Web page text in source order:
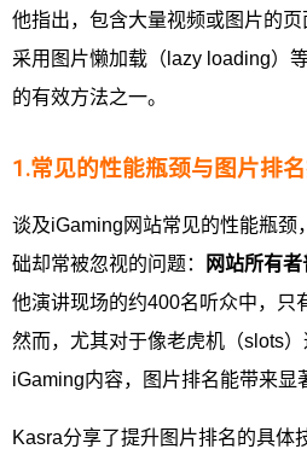
他指出，包含大量视频或图片的
采用图片懒加载（lazy loading）
的有效方法之一。
1.常见的性能瓶颈与图片排
谈及iGaming网站常见的性能瓶颈
础却常被忽视的问题：
网站所有
他演讲现场的约400名听众中，只
然而，尤其对于像老虎机（slots
iGaming内容，图片排名能带来显
Kasra分享了提升图片排名的具体